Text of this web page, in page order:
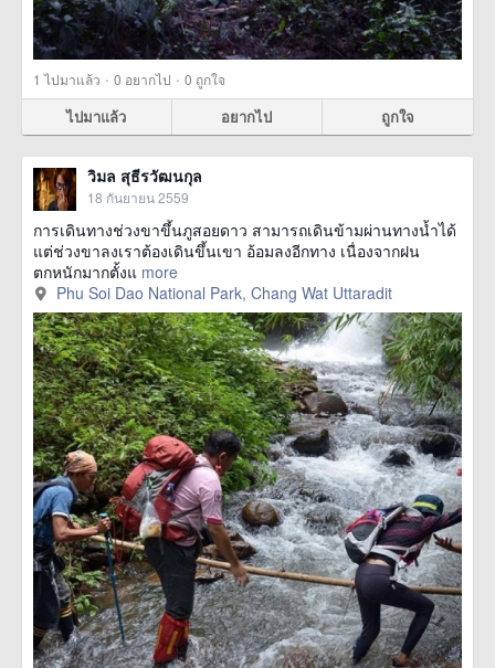
1 ไปมาแล้ว · 0 อยากไป · 0 ถูกใจ
ไปมาแล้ว อยากไป ถูกใจ
วิมล สุธีรวัฒนกุล
18 กันยายน 2559
การเดินทางช่วงขาขึ้นภูสอยดาว สามารถเดินข้ามผ่านทางน้ำได้
แต่ช่วงขาลงเราต้องเดินขึ้นเขา อ้อมลงอีกทาง เนื่องจากฝน
ตกหนักมากตั้งแ more
Phu Soi Dao National Park, Chang Wat Uttaradit